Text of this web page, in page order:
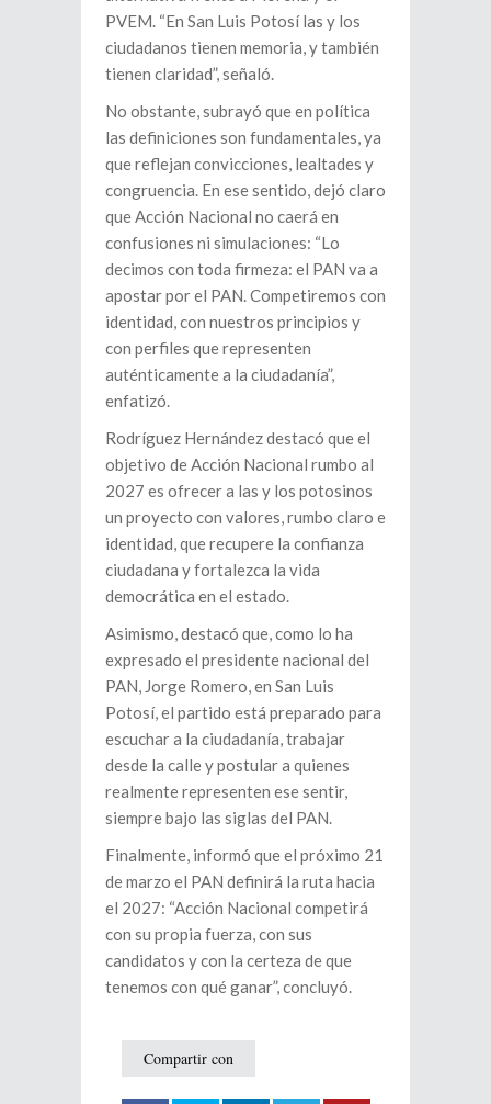
PVEM. “En San Luis Potosí las y los
ciudadanos tienen memoria, y también
tienen claridad”, señaló.
No obstante, subrayó que en política
las definiciones son fundamentales, ya
que reflejan convicciones, lealtades y
congruencia. En ese sentido, dejó claro
que Acción Nacional no caerá en
confusiones ni simulaciones: “Lo
decimos con toda firmeza: el PAN va a
apostar por el PAN. Competiremos con
identidad, con nuestros principios y
con perfiles que representen
auténticamente a la ciudadanía”,
enfatizó.
Rodríguez Hernández destacó que el
objetivo de Acción Nacional rumbo al
2027 es ofrecer a las y los potosinos
un proyecto con valores, rumbo claro e
identidad, que recupere la confianza
ciudadana y fortalezca la vida
democrática en el estado.
Asimismo, destacó que, como lo ha
expresado el presidente nacional del
PAN, Jorge Romero, en San Luis
Potosí, el partido está preparado para
escuchar a la ciudadanía, trabajar
desde la calle y postular a quienes
realmente representen ese sentir,
siempre bajo las siglas del PAN.
Finalmente, informó que el próximo 21
de marzo el PAN definirá la ruta hacia
el 2027: “Acción Nacional competirá
con su propia fuerza, con sus
candidatos y con la certeza de que
tenemos con qué ganar”, concluyó.
Compartir con